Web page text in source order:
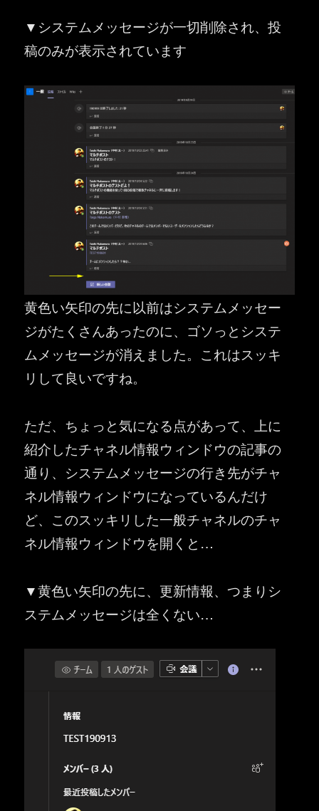
▼システムメッセージが一切削除され、投
稿のみが表示されています
黄色い矢印の先に以前はシステムメッセー
ジがたくさんあったのに、ゴソっとシステ
ムメッセージが消えました。これはスッキ
リして良いですね。
ただ、ちょっと気になる点があって、上に
紹介したチャネル情報ウィンドウの記事の
通り、システムメッセージの行き先がチャ
ネル情報ウィンドウになっているんだけ
ど、このスッキリした一般チャネルのチャ
ネル情報ウィンドウを開くと…
▼黄色い矢印の先に、更新情報、つまりシ
ステムメッセージは全くない…